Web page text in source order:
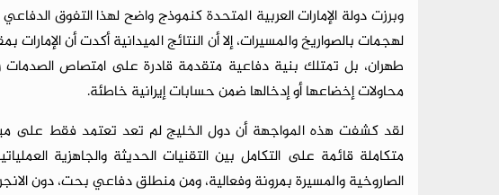
وبرزت دولة الإمارات العربية المتحدة كنموذج واضح لهذا التفوق
لهجمات بالصواريخ والمسيرات، إلا أن النتائج الميدانية أكدت أن
طهران، بل تمتلك بنية دفاعية متقدمة قادرة على امتصاص الصدمات
محاولات إخضاعها أو إدخالها ضمن حسابات إيرانية خاطئة.
لقد كشفت هذه المواجهة أن دول الخليج لم تعد تعتمد فقط على
متكاملة قائمة على التكامل بين التقنيات الحديثة والجاهزية
الصاروخية والمسيرة بمرونة وفعالية، ومن منطلق دفاعي بحت، دون